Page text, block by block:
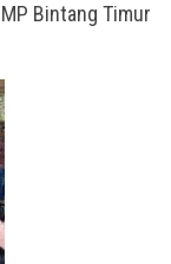
Bintang Timur